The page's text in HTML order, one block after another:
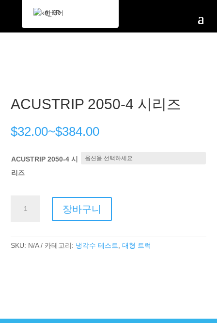
ACUSTRIP 2050-4 시리즈
$32.00~$384.00
ACUSTRIP 2050-4 시
리즈
2050-
수
장바구니
SKU: N/A 카테고리: 냉각수 테스트 ,대형 트럭
한국어